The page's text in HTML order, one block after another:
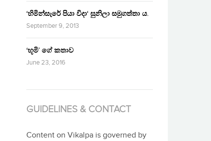
‘හිමින්සැරේ පියා විදා‘ සුනිලා සමුගත්තා ය.
September 9, 2013
‘භූමි’ ගේ කතාව
June 23, 2016
GUIDELINES & CONTACT
Content on Vikalpa is governed by